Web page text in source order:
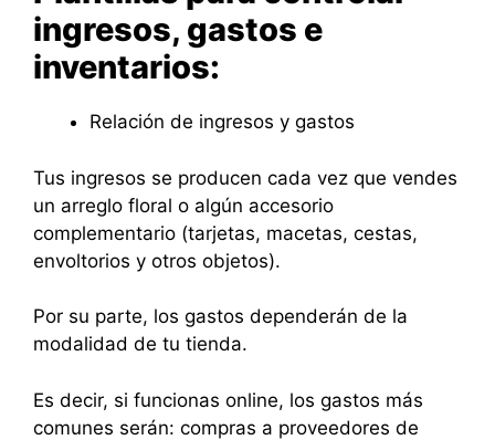
ingresos, gastos e
inventarios:
Relación de ingresos y gastos
Tus ingresos se producen cada vez que vendes
un arreglo floral o algún accesorio
complementario (tarjetas, macetas, cestas,
envoltorios y otros objetos).
Por su parte, los gastos dependerán de la
modalidad de tu tienda.
Es decir, si funcionas online, los gastos más
comunes serán: compras a proveedores de